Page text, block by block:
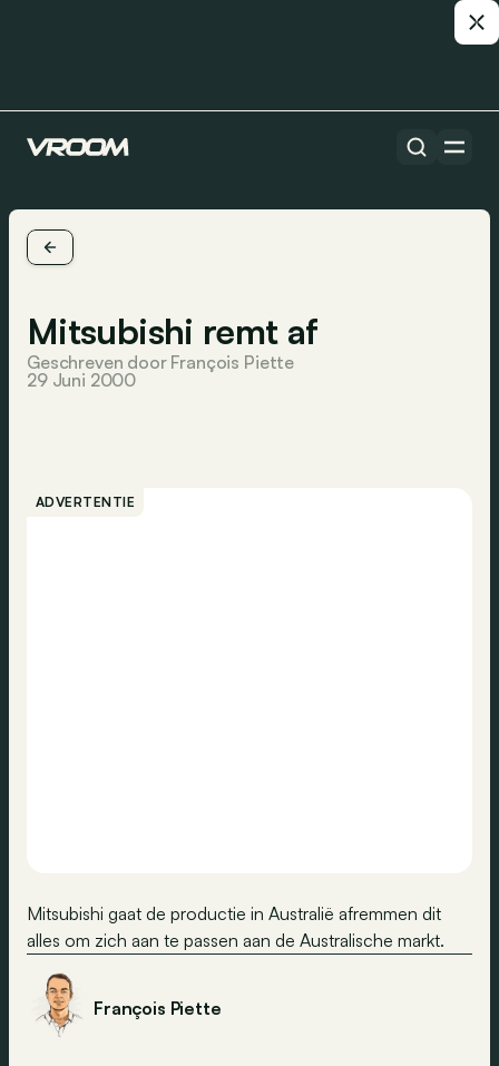
Mitsubishi remt af
Geschreven door François Piette
29 Juni 2000
ADVERTENTIE
Mitsubishi gaat de productie in Australië afremmen dit
alles om zich aan te passen aan de Australische markt.
François Piette